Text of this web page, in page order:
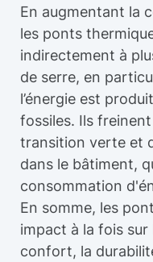
En augmentant la
les ponts
indirectement à
de serre, en
l’énergie est
fossiles. Ils
transition verte et
dans le bâtiment,
consommation
En somme, les
impact à la fois
confort, la